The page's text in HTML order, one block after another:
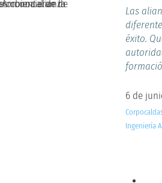
Las
éxito.
6 de
Ingeniería